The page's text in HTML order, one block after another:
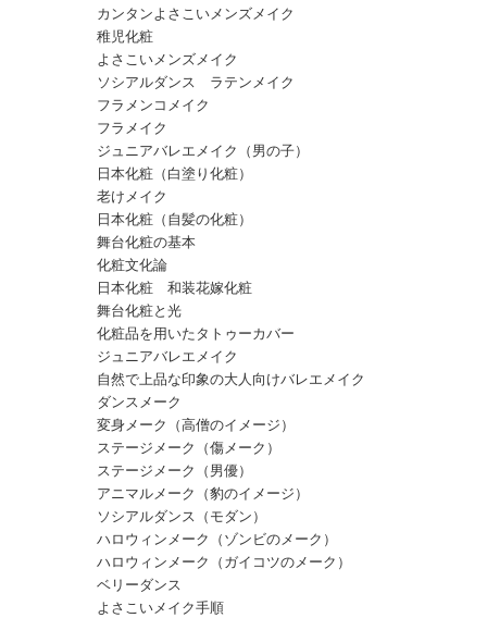
カンタンよさこいメンズメイク
稚児化粧
よさこいメンズメイク
ソシアルダンス ラテンメイク
フラメンコメイク
フラメイク
ジュニアバレエメイク（男の子）
日本化粧（白塗り化粧）
老けメイク
日本化粧（自髪の化粧）
舞台化粧の基本
化粧文化論
日本化粧 和装花嫁化粧
舞台化粧と光
化粧品を用いたタトゥーカバー
ジュニアバレエメイク
自然で上品な印象の大人向けバレエメイク
ダンスメーク
変身メーク（高僧のイメージ）
ステージメーク（傷メーク）
ステージメーク（男優）
アニマルメーク（豹のイメージ）
ソシアルダンス（モダン）
ハロウィンメーク（ゾンビのメーク）
ハロウィンメーク（ガイコツのメーク）
ベリーダンス
よさこいメイク手順